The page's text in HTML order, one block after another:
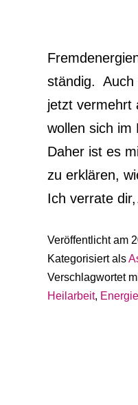
ständig. Auch
jetzt vermehrt
wollen sich im
Daher ist es
zu erklären,
Ich verrate
Veröffentlicht am
Kategorisiert als
Verschlagwortet
Heilarbeit,